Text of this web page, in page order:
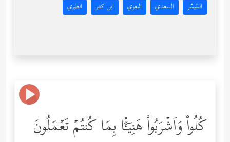
المُيسَّر السعدي البغوي ابن كثير الطبري
كُلُواْ وَٱشۡرَبُواْ هَنِیۤـَٔۢا بِمَا كُنتُمۡ تَعۡمَلُونَ